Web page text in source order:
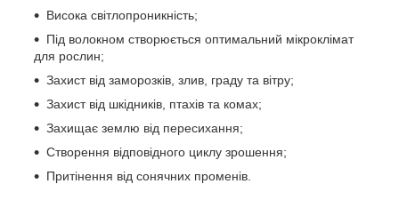
Висока світлопроникність;
Під волокном створюється оптимальний мікроклімат
для рослин;
Захист від заморозків, злив, граду та вітру;
Захист від шкідників, птахів та комах;
Захищає землю від пересихання;
Створення відповідного циклу зрошення;
Притінення від сонячних променів.